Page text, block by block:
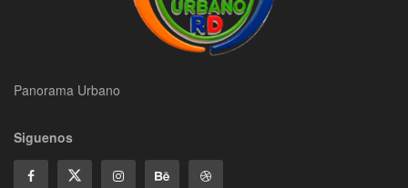
Panorama Urbano
Siguenos